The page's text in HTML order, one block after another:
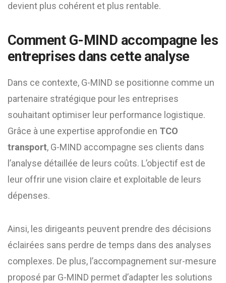
devient plus cohérent et plus rentable.
Comment G-MIND accompagne les
entreprises dans cette analyse
Dans ce contexte, G-MIND se positionne comme un
partenaire stratégique pour les entreprises
souhaitant optimiser leur performance logistique.
Grâce à une expertise approfondie en TCO
transport, G-MIND accompagne ses clients dans
l’analyse détaillée de leurs coûts. L’objectif est de
leur offrir une vision claire et exploitable de leurs
dépenses.
Ainsi, les dirigeants peuvent prendre des décisions
éclairées sans perdre de temps dans des analyses
complexes. De plus, l’accompagnement sur-mesure
proposé par G-MIND permet d’adapter les solutions